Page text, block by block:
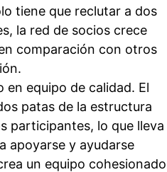
tiene que reclutar a dos
la red de socios crece
comparación con otros
en equipo de calidad. El
patas de la estructura
participantes, lo que lleva
apoyarse y ayudarse
un equipo cohesionado